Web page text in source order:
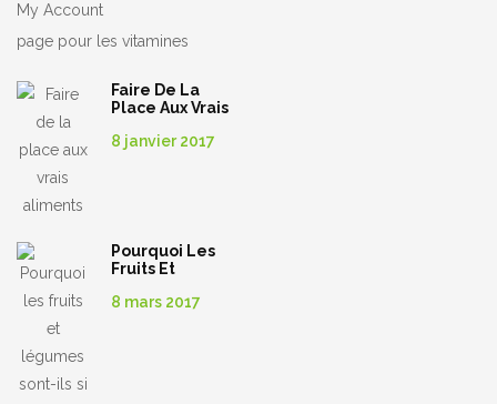
My Account
page pour les vitamines
Faire De La
Place Aux Vrais
8 janvier 2017
Pourquoi Les
Fruits Et
Sont-Ils Si Bons
8 mars 2017